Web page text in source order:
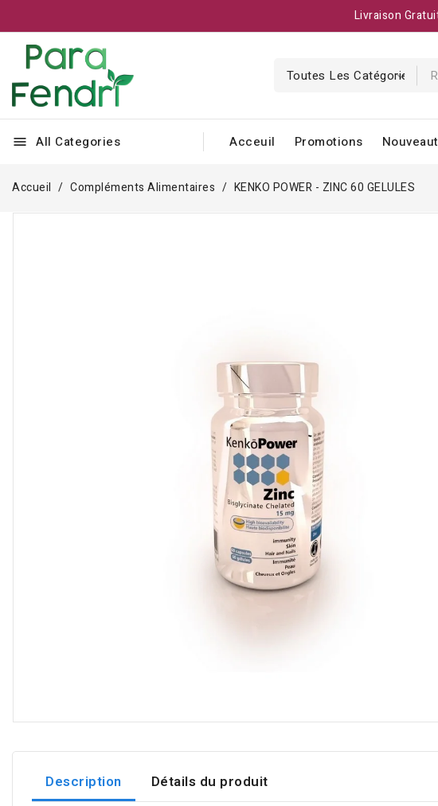
Livraison
menu All Categories Acceuil Promotions
Accueil Compléments Alimentaires KENKO POWER - ZINC 60 GELULES
Description Détails du produit